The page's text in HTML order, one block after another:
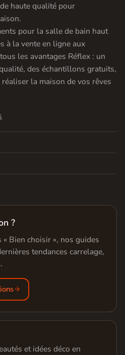
haute qualité pour
pour la salle de bain haut
à la vente en ligne aux
les avantages Réflex : un
des échantillons gratuits,
la maison de vos rêves
?
Bien choisir », nos guides
tendances carrelage,
et idées déco en